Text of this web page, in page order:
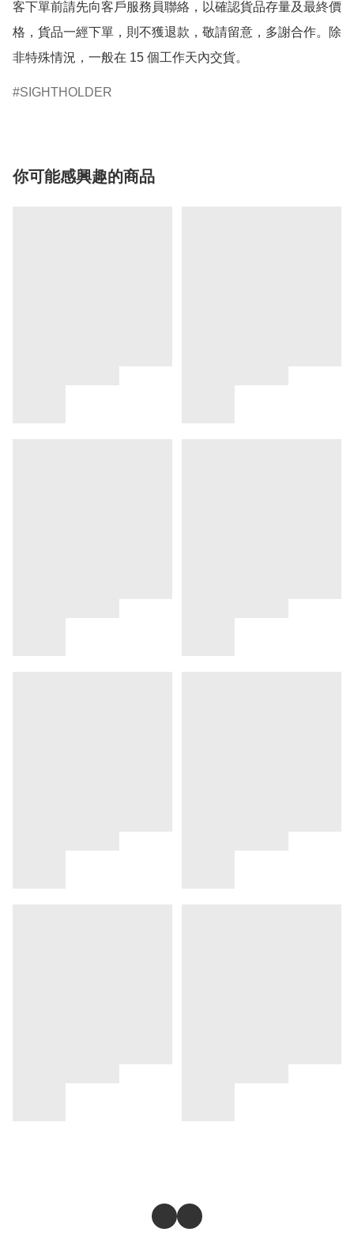
客下單前請先向客戶服務員聯絡，以確認貨品存量及最終價
格，貨品一經下單，則不獲退款，敬請留意，多謝合作。除
非特殊情況，一般在 15 個工作天內交貨。
SIGHTHOLDER
你可能感興趣的商品